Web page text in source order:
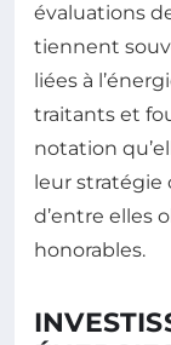
évaluations
tiennent
liées à
traitants et
notation
leur stratégie
d’entre elles
honorables.